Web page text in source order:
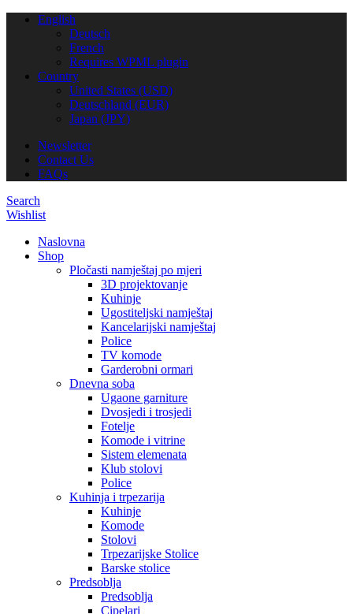
English
Deutsch
French
Requires WPML plugin
Country
United States (USD)
Deutschland (EUR)
Japan (JPY)
Newsletter
Contact Us
FAQs
Search
Wishlist
Naslovna
Shop
Pločasti namještaj po mjeri
3D projektovanje
Kuhinje
Ugostiteljski namještaj
Kancelarijski namještaj
Police
TV komode
Garderobni ormari
Dnevna soba
Ugaone garniture
Dvosjedi i trosjedi
Fotelje
Komode i vitrine
Sistem elemenata
Klub stolovi
Police
Kuhinja i trpezarija
Kuhinje
Komode
Stolovi
Trpezarijske Stolice
Barske stolice
Predsoblja
Predsoblja
Cipelari